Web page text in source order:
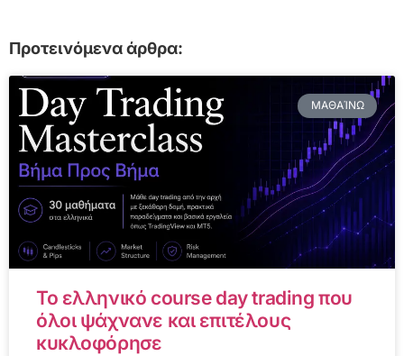
Προτεινόμενα άρθρα:
ΜΑΘΑΊΝΩ
Το ελληνικό course day trading που
όλοι ψάχνανε και επιτέλους
κυκλοφόρησε